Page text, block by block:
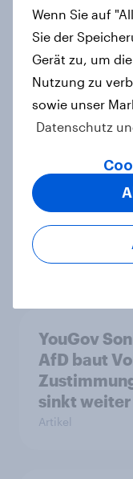
Leichter
Mehrheit,
der
Artikel
Artikel
YouGov
AfD baut
sinkt weiter
Artikel
Wenn Sie auf
Sie der
Gerät zu, um
Nutzung zu
sowie unser
Datenschutz